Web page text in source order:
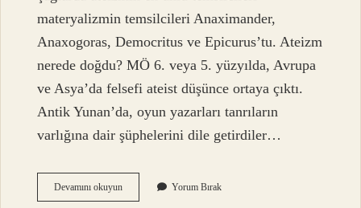
materyalizmin temsilcileri Anaximander,
Anaxogoras, Democritus ve Epicurus’tu. Ateizm
nerede doğdu? MÖ 6. veya 5. yüzyılda, Avrupa
ve Asya’da felsefi ateist düşünce ortaya çıktı.
Antik Yunan’da, oyun yazarları tanrıların
varlığına dair şüphelerini dile getirdiler…
Devamını okuyunAteizm
Ne
Yorum Bırak